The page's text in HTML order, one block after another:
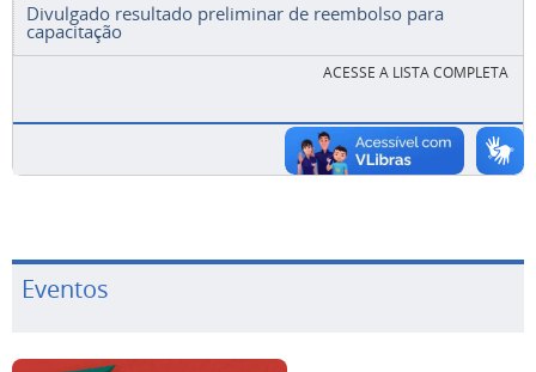
Divulgado resultado preliminar de reembolso para
capacitação
ACESSE A LISTA COMPLETA
Eventos